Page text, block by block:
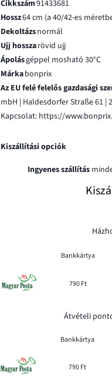
Cikkszám91433681
Hossz64 cm (a 40/42-es
Dekoltázsnormál
Ujj hosszarövid ujj
Ápolásgéppel mosható 30°C
Márkabonprix
Az EU felé felelős gazdasági
mbH | Haldesdorfer Straße 61 |
Kapcsolat: https://
Kiszállítási opciók
Ingyenes szállítás
Bankkártya
790 Ft
Átvételi
Bankkártya
790 Ft